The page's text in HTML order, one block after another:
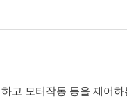
고 모터작동 등을 제어